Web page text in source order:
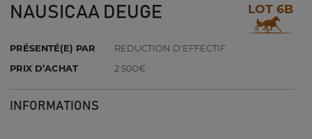
NAUSICAA DEUGE LOT 6B
PRÉSENTÉ(E) PAR
REDUCTION D'EFFECTIF
PRIX D’ACHAT
2 500€
INFORMATIONS